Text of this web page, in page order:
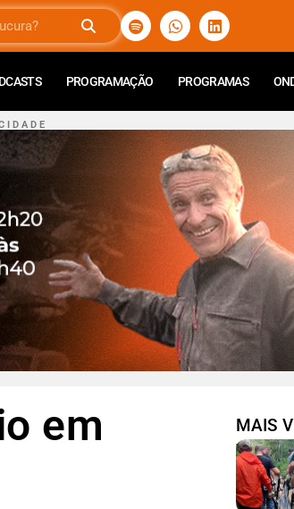
PROGRAMAÇÃO PROGRAMAS
I D A D E
em
MAIS